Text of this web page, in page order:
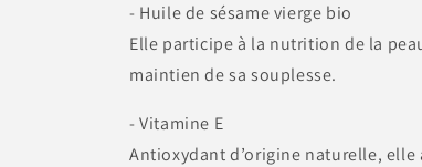
- Huile de sésame vierge bio
Elle participe à la nutrition de la
maintien de sa souplesse.
- Vitamine E
Antioxydant d’origine naturelle, elle